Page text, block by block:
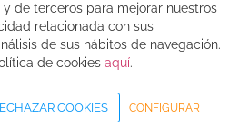
de terceros para mejorar nuestros
relacionada con sus
de sus hábitos de navegación.
de cookies aquí.
COOKIES CONFIGURAR